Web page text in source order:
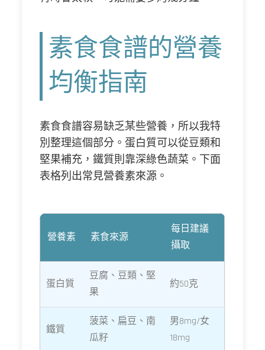
素食食譜的營養
均衡指南
素食食譜容易缺乏某些營養，所以我特
別整理這個部分。蛋白質可以從豆類和
堅果補充，鐵質則靠深綠色蔬菜。下面
表格列出常見營養素來源。
營養素 素食來源
每日建議
攝取
蛋白質
豆腐、豆類、堅
果
約50克
鐵質
菠菜、扁豆、南
瓜籽
男8mg/女
18mg